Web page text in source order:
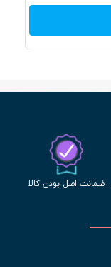
ضمانت اصل بودن کالا